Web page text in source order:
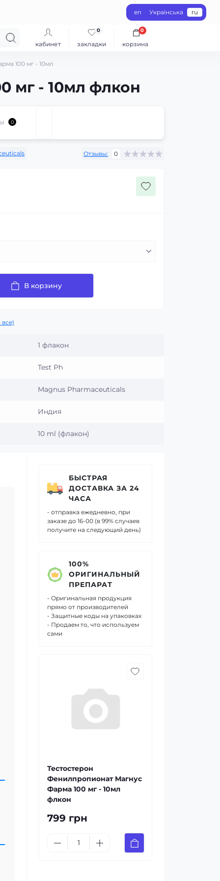
en Українська ru
кабинет закладки
0
корзина
0
100 мг - 10мл
мг - 10мл флкон
0
Отзывы: 0
В корзину
1 флакон
Test Ph
Magnus Pharmaceuticals
Индия
10 ml (флакон)
БЫСТРАЯ
ДОСТАВКА ЗА 24
ЧАСА
- отправка ежедневно, при
заказе до 16-00 (в 99% случаев
получите на следующий день)
100%
ОРИГИНАЛЬНЫЙ
ПРЕПАРАТ
- Оригинальная продукция
прямо от производителей
- Защитные коды на упаковках
- Продаем то, что используем
сами
Тестостерон
Фенилпропионат Магнус
Фарма 100 мг - 10мл
флкон
799 грн